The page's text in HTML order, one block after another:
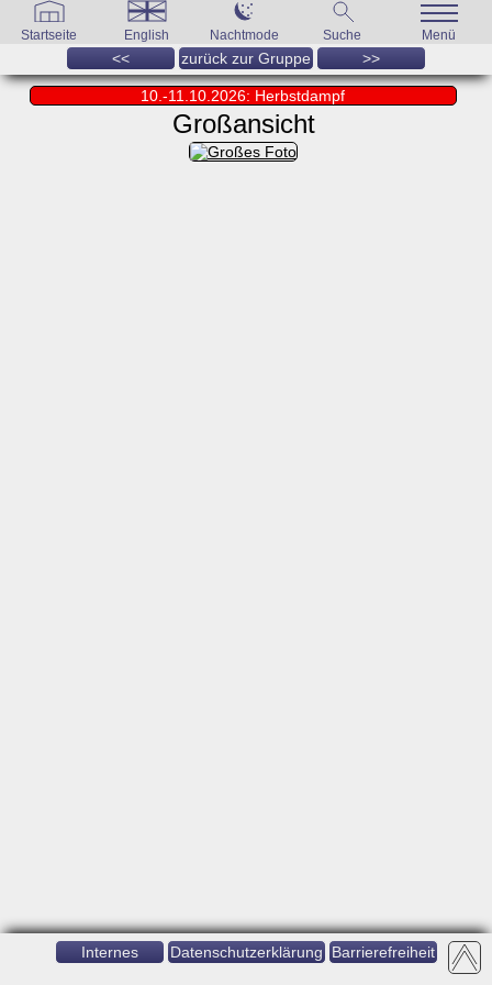
Startseite English Nachtmode Suche Menü
<< zurück zur Gruppe >>
10.-11.10.2026: Herbstdampf
Großansicht
Internes Datenschutzerklärung Barrierefreiheit